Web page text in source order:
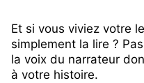
Et si vous viviez votre
simplement la lire ?
la voix du narrateur
à votre histoire.